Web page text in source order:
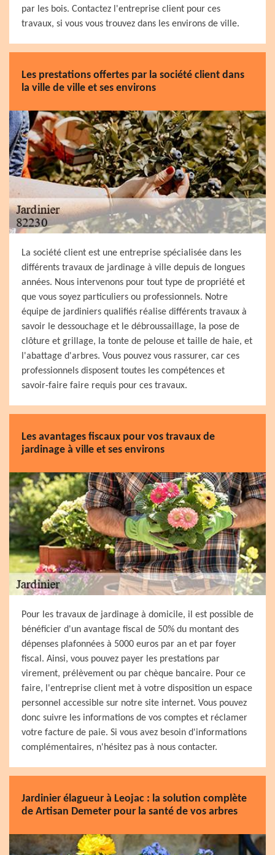
par les bois. Contactez l'entreprise client pour ces
travaux, si vous vous trouvez dans les environs de ville.
Les prestations offertes par la société client dans
la ville de ville et ses environs
La société client est une entreprise spécialisée dans les
différents travaux de jardinage à ville depuis de longues
années. Nous intervenons pour tout type de propriété et
que vous soyez particuliers ou professionnels. Notre
équipe de jardiniers qualifiés réalise différents travaux à
savoir le dessouchage et le débroussaillage, la pose de
clôture et grillage, la tonte de pelouse et taille de haie, et
l'abattage d'arbres. Vous pouvez vous rassurer, car ces
professionnels disposent toutes les compétences et
savoir-faire faire requis pour ces travaux.
Les avantages fiscaux pour vos travaux de
jardinage à ville et ses environs
Pour les travaux de jardinage à domicile, il est possible de
bénéficier d'un avantage fiscal de 50% du montant des
dépenses plafonnées à 5000 euros par an et par foyer
fiscal. Ainsi, vous pouvez payer les prestations par
virement, prélèvement ou par chèque bancaire. Pour ce
faire, l'entreprise client met à votre disposition un espace
personnel accessible sur notre site internet. Vous pouvez
donc suivre les informations de vos comptes et réclamer
votre facture de paie. Si vous avez besoin d'informations
complémentaires, n'hésitez pas à nous contacter.
Jardinier élagueur à Leojac : la solution complète
de Artisan Demeter pour la santé de vos arbres